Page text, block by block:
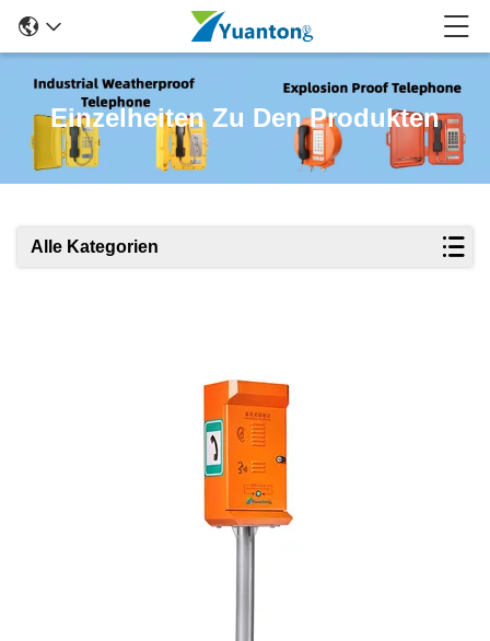
Einzelheiten Zu Den Produkten
Alle Kategorien